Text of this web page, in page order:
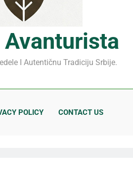
I Autentičnu Tradiciju Srbije.
POLICY CONTACT US